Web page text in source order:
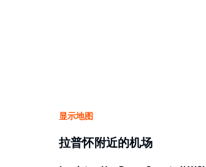
显示地图
拉普怀附近的机场